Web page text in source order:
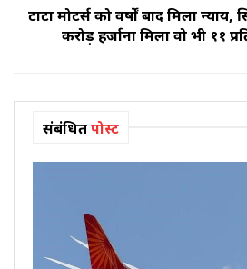
टाटा मोटर्स को वर्षों बाद मिला
करोड़ हर्जाना मिला वो भी ११
संबंधितपोस्ट